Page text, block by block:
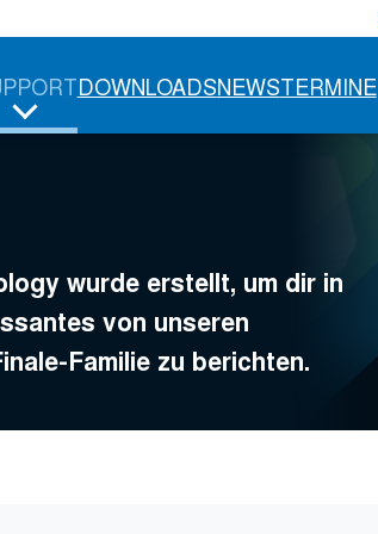
DOWNLOADSNEWSTERMINE
wurde erstellt, um dir in
von unseren
Familie zu berichten.